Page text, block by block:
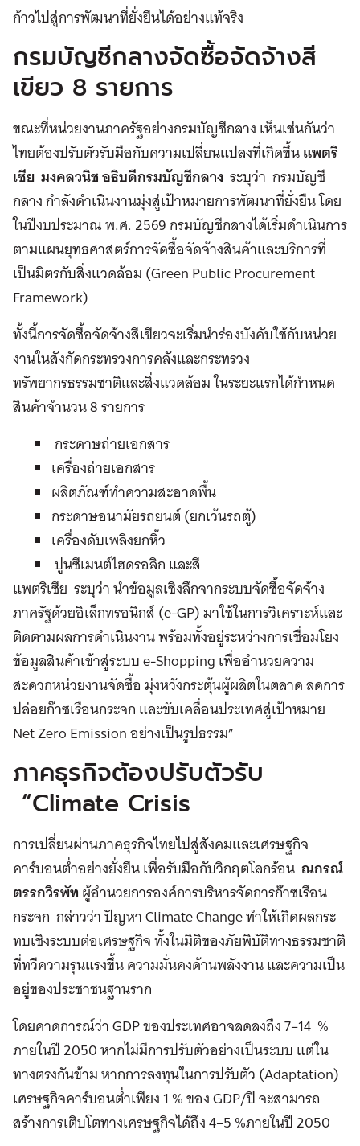
ก้าวไปสู่การพัฒนาที่ยั่งยืนได้อย่างแท้จริง
กรมบัญชีกลางจัดซื้อจัดจ้างสี
เขียว 8 รายการ
ขณะที่หน่วยงานภาครัฐอย่างกรมบัญชีกลาง เห็นเช่นกันว่า
ไทยต้องปรับตัวรับมือกับความเปลี่ยนแปลงที่เกิดขึ้นแพตริ
เซีย มงคลวนิช อธิบดีกรมบัญชีกลาง ระบุว่า กรมบัญชี
กลาง กำลังดำเนินงานมุ่งสู่เป้าหมายการพัฒนาที่ยั่งยืน โดย
ในปีงบประมาณ พ.ศ. 2569 กรมบัญชีกลางได้เริ่มดำเนินการ
ตามแผนยุทธศาสตร์การจัดซื้อจัดจ้างสินค้าและบริการที่
เป็นมิตรกับสิ่งแวดล้อม (Green Public Procurement
Framework)
ทั้งนี้การจัดซื้อจัดจ้างสีเขียวจะเริ่มนำร่องบังคับใช้กับหน่วย
งานในสังกัดกระทรวงการคลังและกระทรวง
ทรัพยากรธรรมชาติและสิ่งแวดล้อม ในระยะแรกได้กำหนด
สินค้าจำนวน 8 รายการ
กระดาษถ่ายเอกสาร
เครื่องถ่ายเอกสาร
ผลิตภัณฑ์ทำความสะอาดพื้น
กระดาษอนามัยรถยนต์ (ยกเว้นรถตู้)
เครื่องดับเพลิงยกหิ้ว
ปูนซีเมนต์ไฮดรอลิก และสี
แพตริเซีย ระบุว่า นำข้อมูลเชิงลึกจากระบบจัดซื้อจัดจ้าง
ภาครัฐด้วยอิเล็กทรอนิกส์ (e-GP) มาใช้ในการวิเคราะห์และ
ติดตามผลการดำเนินงาน พร้อมทั้งอยู่ระหว่างการเชื่อมโยง
ข้อมูลสินค้าเข้าสู่ระบบ e-Shopping เพื่ออำนวยความ
สะดวกหน่วยงานจัดซื้อ มุ่งหวังกระตุ้นผู้ผลิตในตลาด ลดการ
ปล่อยก๊าซเรือนกระจก และขับเคลื่อนประเทศสู่เป้าหมาย
Net Zero Emission อย่างเป็นรูปธรรม”
ภาคธุรกิจต้องปรับตัวรับ
“Climate Crisis
การเปลี่ยนผ่านภาคธุรกิจไทยไปสู่สังคมและเศรษฐกิจ
คาร์บอนต่ำอย่างยั่งยืน เพื่อรับมือกับวิกฤตโลกร้อน ณกรณ์
ตรรกวิรพัทผู้อำนวยการองค์การบริหารจัดการก๊าซเรือน
กระจก กล่าวว่า ปัญหา Climate Change ทำให้เกิดผลกระ
ทบเชิงระบบต่อเศรษฐกิจ ทั้งในมิติของภัยพิบัติทางธรรมชาติ
ที่ทวีความรุนแรงขึ้น ความมั่นคงด้านพลังงาน และความเป็น
อยู่ของประชาชนฐานราก
โดยคาดการณ์ว่า GDP ของประเทศอาจลดลงถึง 7–14 %
ภายในปี 2050 หากไม่มีการปรับตัวอย่างเป็นระบบ แต่ใน
ทางตรงกันข้าม หากการลงทุนในการปรับตัว (Adaptation)
เศรษฐกิจคาร์บอนต่ำเพียง 1 % ของ GDP/ปี จะสามารถ
สร้างการเติบโตทางเศรษฐกิจได้ถึง 4–5 %ภายในปี 2050